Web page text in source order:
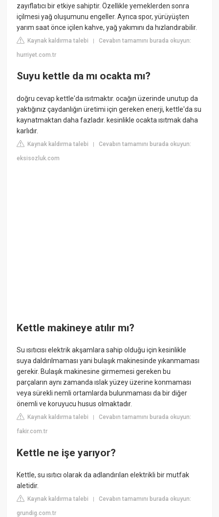
zayıflatıcı bir etkiye sahiptir. Özellikle yemeklerden sonra
içilmesi yağ oluşumunu engeller. Ayrıca spor, yürüyüşten
yarım saat önce içilen kahve, yağ yakımını da hızlandırabilir.
Kaynak kaldırma talebi |Cevabın tamamını burada okuyun:
hurriyet.com.tr
Suyu kettle da mı ocakta mı?
doğru cevap kettle'da ısıtmaktır. ocağın üzerinde unutup da
yaktığınız çaydanlığın üretimi için gereken enerji, kettle'da su
kaynatmaktan daha fazladır. kesinlikle ocakta ısıtmak daha
karlıdır.
Kaynak kaldırma talebi |Cevabın tamamını burada okuyun:
eksisozluk.com
Kettle makineye atılır mı?
Su ısıtıcısı elektrik akşamlara sahip olduğu için kesinlikle
suya daldırılmaması yani bulaşık makinesinde yıkanmaması
gerekir. Bulaşık makinesine girmemesi gereken bu
parçaların aynı zamanda ıslak yüzey üzerine konmaması
veya sürekli nemli ortamlarda bulunmaması da bir diğer
önemli ve koruyucu husus olmaktadır.
Kaynak kaldırma talebi |Cevabın tamamını burada okuyun:
fakir.com.tr
Kettle ne işe yarıyor?
Kettle, su ısıtıcı olarak da adlandırılan elektrikli bir mutfak
aletidir.
Kaynak kaldırma talebi |Cevabın tamamını burada okuyun:
grundig.com.tr